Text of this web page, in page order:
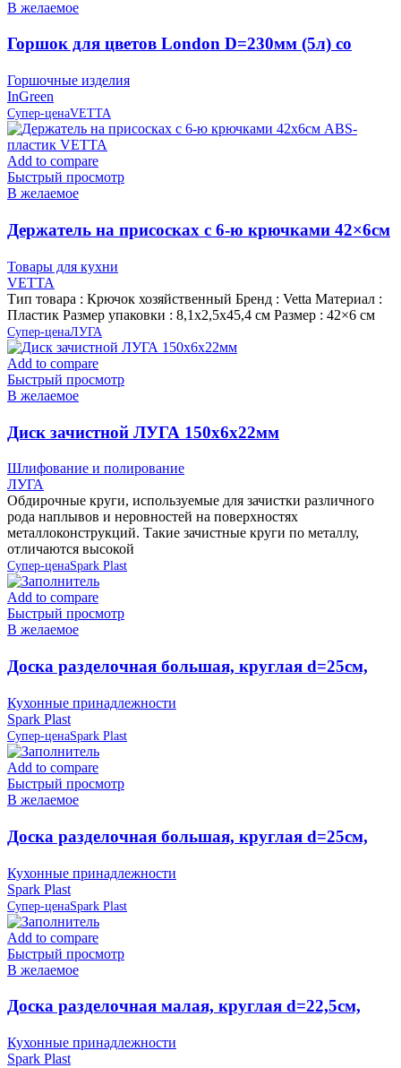
В желаемое
Горшок для цветов London D=230мм (5л) со
Горшочные изделия
InGreen
Супер-ценаVETTA
Add to compare
Быстрый просмотр
В желаемое
Держатель на присосках с 6-ю крючками 42×6см
Товары для кухни
VETTA
Тип товара : Крючок хозяйственный Бренд : Vetta Материал :
Пластик Размер упаковки : 8,1х2,5х45,4 см Размер : 42×6 см
Супер-ценаЛУГА
Add to compare
Быстрый просмотр
В желаемое
Диск зачистной ЛУГА 150х6х22мм
Шлифование и полирование
ЛУГА
Обдирочные круги, используемые для зачистки различного
рода наплывов и неровностей на поверхностях
металлоконструкций. Такие зачистные круги по металлу,
отличаются высокой
Супер-ценаSpark Plast
Add to compare
Быстрый просмотр
В желаемое
Доска разделочная большая, круглая d=25см,
Кухонные принадлежности
Spark Plast
Супер-ценаSpark Plast
Add to compare
Быстрый просмотр
В желаемое
Доска разделочная большая, круглая d=25см,
819586)
Кухонные принадлежности
Spark Plast
Супер-ценаSpark Plast
Add to compare
Быстрый просмотр
В желаемое
Доска разделочная малая, круглая d=22,5см,
Кухонные принадлежности
Spark Plast